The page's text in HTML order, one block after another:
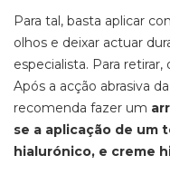
Para tal, basta aplicar
olhos e deixar actuar
especialista. Para
Após a acção abrasiva
recomenda fazer um
se a aplicação de um
hialurónico, e creme